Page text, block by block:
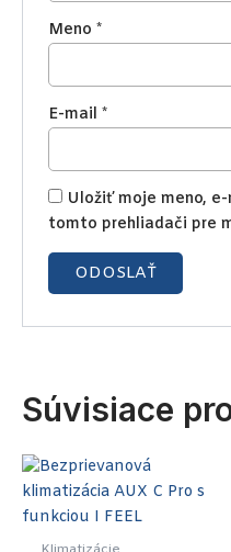
Meno*
E-mail*
Uložiť moje meno,
tomto prehliadači pre
Súvisiace